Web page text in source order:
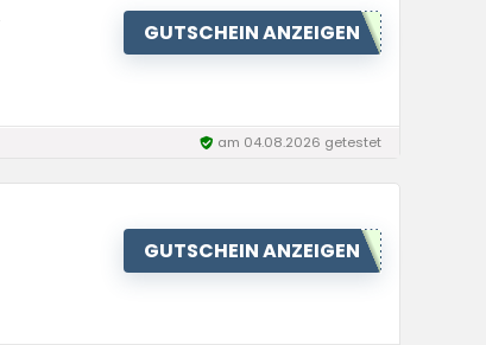
GUTSCHEIN ANZEIGEN
am 04.08.2026 getestet
GUTSCHEIN ANZEIGEN